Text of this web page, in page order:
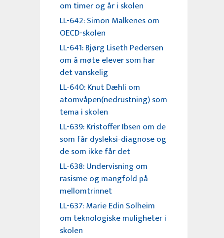
om timer og år i skolen
LL-642: Simon Malkenes om
OECD-skolen
LL-641: Bjørg Liseth Pedersen
om å møte elever som har
det vanskelig
LL-640: Knut Dæhli om
atomvåpen(nedrustning) som
tema i skolen
LL-639: Kristoffer Ibsen om de
som får dysleksi-diagnose og
de som ikke får det
LL-638: Undervisning om
rasisme og mangfold på
mellomtrinnet
LL-637: Marie Edin Solheim
om teknologiske muligheter i
skolen